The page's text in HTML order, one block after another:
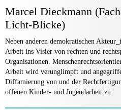
Marcel Dieckmann
Licht-Blicke)
Neben anderen demokratischen
Arbeit ins Visier von rechten und
Organisationen.
Arbeit wird verunglimpft und
Diffamierung von und der
offenen Kinder- und Jugendarbeit zu.